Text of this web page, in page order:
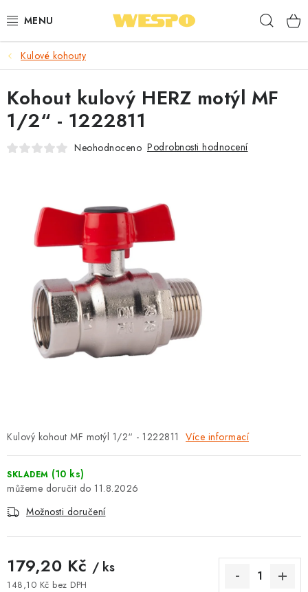
na
ARMATURY PRO TOPENÍ A VODU
TOPENÍ A OHŘEV VODY
TVAROVKY A TRUBKY
⭐ NEJLÉPE HODNOCENÉ
⚡ NOVINKA
🎁 ODMĚNY ZA BODY
OBCHODNÍ PODMÍNKY
🚚 STAV OBJEDNÁVKY
Kulové kohouty
Kulový kohout MF motýl 1/2“ - 1222811 Více informací
SKLADEM (10 ks)
11.8.2026
Možnosti doručení
179,20 Kč / ks
148,10 Kč bez DPH
Kohout kulový HERZ motýl MF
1/2“ - 1222811
Neohodnoceno Podrobnosti hodnocení